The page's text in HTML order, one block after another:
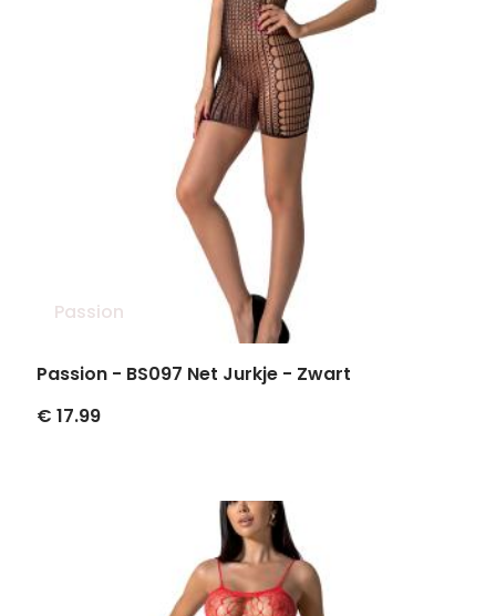
Passion
Passion - BS097 Net Jurkje - Zwart
€ 17.99